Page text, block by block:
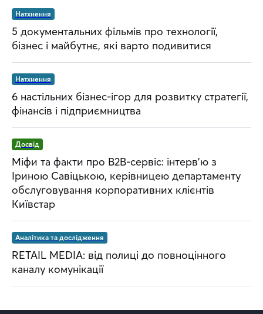
Натхнення
5 документальних фільмів про технології,
бізнес і майбутнє, які варто подивитися
Натхнення
6 настільних бізнес-ігор для розвитку стратегії,
фінансів і підприємництва
Досвід
Міфи та факти про B2B-сервіс: інтерв’ю з
Іриною Савіцькою, керівницею департаменту
обслуговування корпоративних клієнтів
Київстар
Аналітика та дослідження
RETAIL MEDIA: від полиці до повноцінного
каналу комунікації